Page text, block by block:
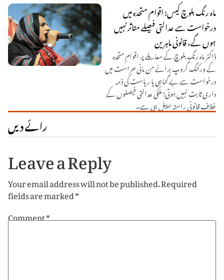
ماہ رنگ بلوچ کیس: اقوام متحدہ میں
درخواست سے عدالتی فیصلے متاثر نہیں
ہوں گے، قانونی ماہرین
ڈاکٹر ماہ رنگ بلوچ کے معاملے پر اقوامِ متحدہ
کے ورکنگ گروپ برائے من مانی حراست میں
درخواست سے بے گناہی یا ریاست کی ذمہ
داری ثابت نہیں ہوتی؛ ملکی عدالتی فیصلوں کے
خلاف قانونی راستہ اپیل ہی ہے۔
رائے دیں
Leave a Reply
Your email address will not be published.Required
fields are marked*
Comment*